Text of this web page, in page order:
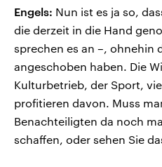
Engels: Nun ist es ja so,
die derzeit in die Hand
sprechen es an –, ohnehin
angeschoben haben. Die
Kulturbetrieb, der Sport,
profitieren davon. Muss
Benachteiligten da noch
schaffen, oder sehen Sie